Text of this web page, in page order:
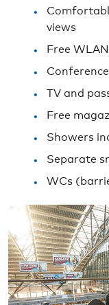
views
Free WLAN
TV and
Free
Showers
Separate
WCs